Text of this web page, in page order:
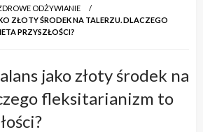
ODŻYWIANIE
ZŁOTY ŚRODEK NA TALERZU. DLACZEGO
PRZYSZŁOŚCI?
jako złoty środek na
fleksitarianizm to